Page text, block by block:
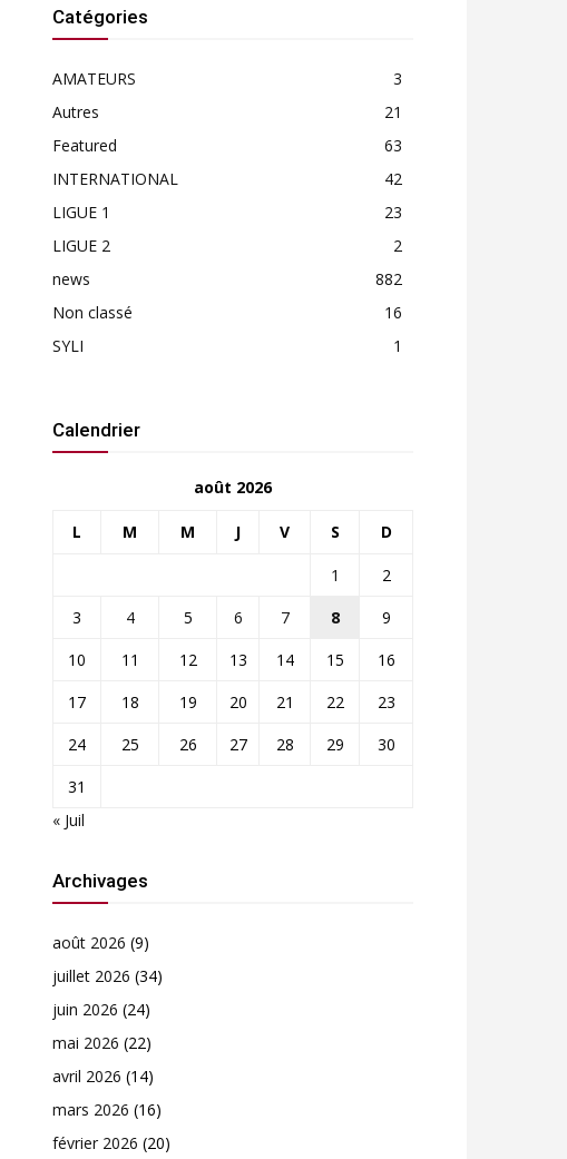
Catégories
AMATEURS
3
Autres
21
Featured
63
INTERNATIONAL
42
LIGUE 1
23
LIGUE 2
2
news
882
Non classé
16
SYLI
1
Calendrier
août 2026
L M M J V S D
1
2
3
4 5 6 7 8
9
10
11 12 13 14 15
16
17
18 19 20 21 22
23
24
25 26 27 28 29
30
31
« Juil
Archivages
août 2026 (9)
juillet 2026 (34)
juin 2026 (24)
mai 2026 (22)
avril 2026 (14)
mars 2026 (16)
février 2026 (20)